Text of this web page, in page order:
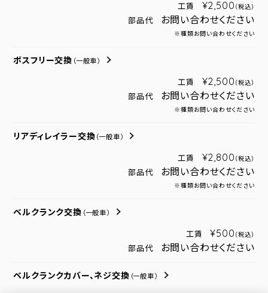
工賃 ¥2,500 （税込）
部品代 お問い合わせください
※種類お問い合わせください
ボスフリー交換 （一般車）
工賃 ¥2,500 （税込）
部品代 お問い合わせください
※種類お問い合わせください
リアディレイラー交換 （一般車）
工賃 ¥2,800 （税込）
部品代 お問い合わせください
※種類お問い合わせください
ベルクランク交換 （一般車）
工賃 ¥500 （税込）
部品代 お問い合わせください
ベルクランクカバー、ネジ交換 （一般車）